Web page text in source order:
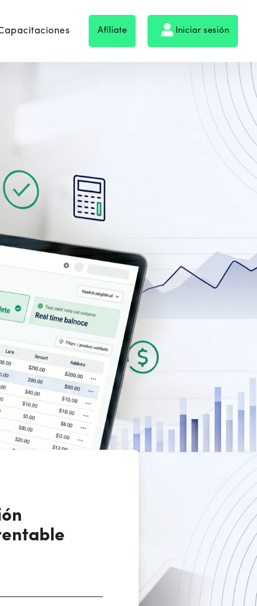
Afíliate Iniciar sesión